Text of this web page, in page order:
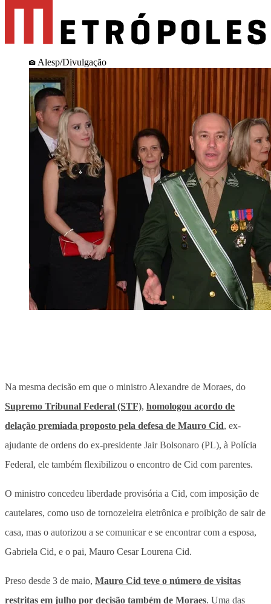
Alesp/Divulgação
Na mesma decisão em que o ministro Alexandre de Moraes, do
Supremo Tribunal Federal (STF), homologou acordo de
delação premiada proposto pela defesa de Mauro Cid, ex-
ajudante de ordens do ex-presidente Jair Bolsonaro (PL), à Polícia
Federal, ele também flexibilizou o encontro de Cid com parentes.
O ministro concedeu liberdade provisória a Cid, com imposição de
cautelares, como uso de tornozeleira eletrônica e proibição de sair de
casa, mas o autorizou a se comunicar e se encontrar com a esposa,
Gabriela Cid, e o pai, Mauro Cesar Lourena Cid.
Preso desde 3 de maio, Mauro Cid teve o número de visitas
restritas em julho por decisão também de Moraes. Uma das